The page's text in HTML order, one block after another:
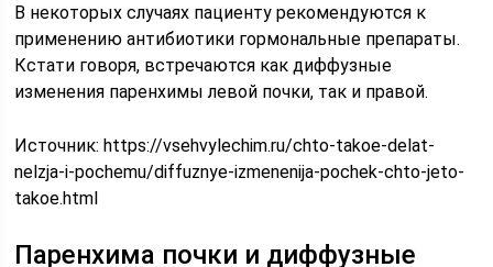
В некоторых случаях пациенту рекомендуются к
применению антибиотики гормональные препараты.
Кстати говоря, встречаются как диффузные
изменения паренхимы левой почки, так и правой.
Источник:https://vsehvylechim.ru/chto-takoe-delat-
nelzja-i-pochemu/diffuznye-izmenenija-pochek-chto-jeto-
takoe.html
Паренхима почки и диффузные